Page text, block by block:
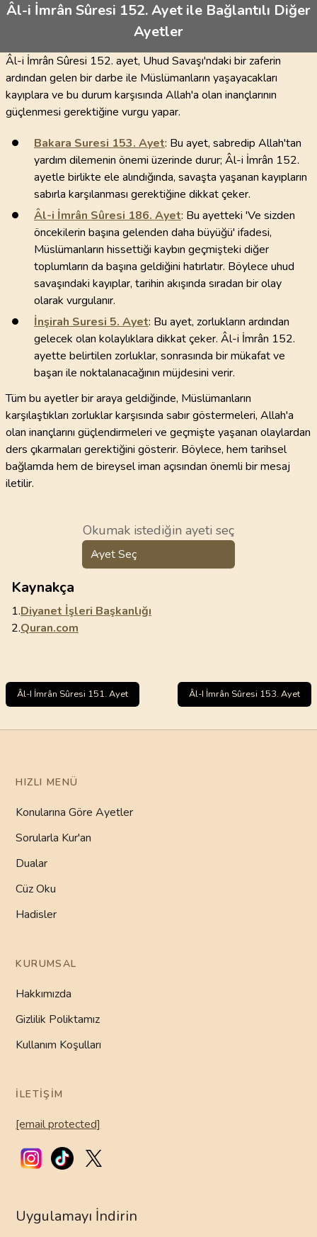
Âl-i İmrân Sûresi 152. Ayet ile Bağlantılı Diğer
Ayetler
Âl-i İmrân Sûresi 152. ayet, Uhud Savaşı'ndaki bir zaferin
ardından gelen bir darbe ile Müslümanların yaşayacakları
kayıplara ve bu durum karşısında Allah'a olan inançlarının
güçlenmesi gerektiğine vurgu yapar.
Bakara Suresi 153. Ayet: Bu ayet, sabredip Allah'tan
yardım dilemenin önemi üzerinde durur; Âl-i İmrân 152.
ayetle birlikte ele alındığında, savaşta yaşanan kayıpların
sabırla karşılanması gerektiğine dikkat çeker.
Âl-i İmrân Sûresi 186. Ayet: Bu ayetteki 'Ve sizden
öncekilerin başına gelenden daha büyüğü' ifadesi,
Müslümanların hissettiği kaybın geçmişteki diğer
toplumların da başına geldiğini hatırlatır. Böylece uhud
savaşındaki kayıplar, tarihin akışında sıradan bir olay
olarak vurgulanır.
İnşirah Suresi 5. Ayet: Bu ayet, zorlukların ardından
gelecek olan kolaylıklara dikkat çeker. Âl-i İmrân 152.
ayette belirtilen zorluklar, sonrasında bir mükafat ve
başarı ile noktalanacağının müjdesini verir.
Tüm bu ayetler bir araya geldiğinde, Müslümanların
karşılaştıkları zorluklar karşısında sabır göstermeleri, Allah'a
olan inançlarını güçlendirmeleri ve geçmişte yaşanan olaylardan
ders çıkarmaları gerektiğini gösterir. Böylece, hem tarihsel
bağlamda hem de bireysel iman açısından önemli bir mesaj
iletilir.
Okumak istediğin ayeti seç
Ayet Seç
Kaynakça
1.Diyanet İşleri Başkanlığı
2.Quran.com
Âl-I İmrân Sûresi 151. Ayet Âl-I İmrân Sûresi 153. Ayet
HIZLI MENÜ
Konularına Göre Ayetler
Sorularla Kur'an
Dualar
Cüz Oku
Hadisler
KURUMSAL
Hakkımızda
Gizlilik Poliktamız
Kullanım Koşulları
İLETIŞIM
[email protected]
Uygulamayı İndirin